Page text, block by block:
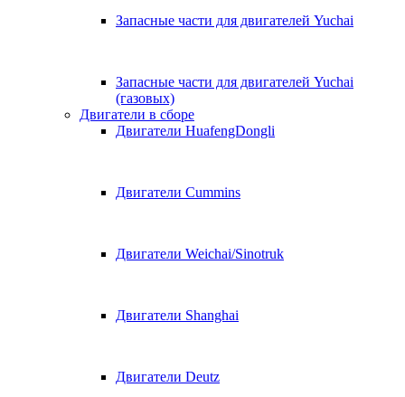
Запасные части для двигателей Yuchai
Запасные части для двигателей Yuchai
(газовых)
Двигатели в сборе
Двигатели HuafengDongli
Двигатели Cummins
Двигатели Weichai/Sinotruk
Двигатели Shanghai
Двигатели Deutz